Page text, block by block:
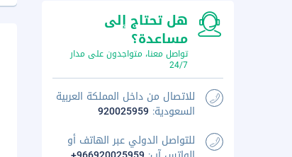
هل تحتاج إلى
مساعدة؟
تواصل معنا، متواجدون على مدار
24/7
للاتصال من داخل المملكة العربية
السعودية: 920025959
للتواصل الدولي عبر الهاتف أو